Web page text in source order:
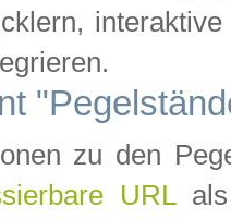
zu den
URLals